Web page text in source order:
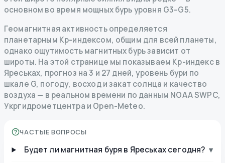
основном во время мощных бурь уровня G3–G5.
Геомагнитная активность определяется
планетарным Kp-индексом, общим для всей планеты,
однако ощутимость магнитных бурь зависит от
широты. На этой странице мы показываем Kp-индекс в
Яреськах, прогноз на 3 и 27 дней, уровень бури по
шкале G, погоду, восход и закат солнца и качество
воздуха — в реальном времени по данным NOAA SWPC,
Укргидрометцентра и Open-Meteo.
ЧАСТЫЕ ВОПРОСЫ
Будет ли магнитная буря в Яреськах сегодня? ▾